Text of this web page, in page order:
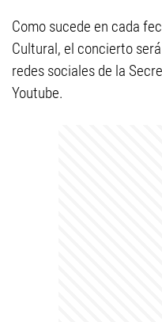
Como sucede en cada
Cultural, el concierto
redes sociales de la
Youtube.